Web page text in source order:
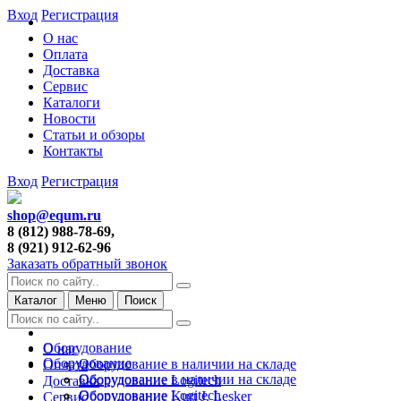
О нас
Оплата
Доставка
Сервис
Каталоги
Новости
Статьи и обзоры
Контакты
Вход Регистрация
Вход Регистрация
shop@equm.ru
8 (812) 988-78-69,
8 (921) 912-62-96
Заказать обратный звонок
Каталог Меню Поиск
О нас
Оплата
Доставка
Сервис
Оборудование
Оборудование в наличии на складе
Оборудование Logitech
Оборудование Kurt J. Lesker
Оборудование
Оборудование в наличии на складе
Оборудование Logitech